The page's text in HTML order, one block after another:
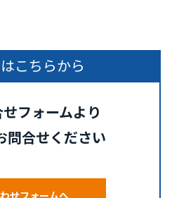
こちらから
フォームより
問合せください